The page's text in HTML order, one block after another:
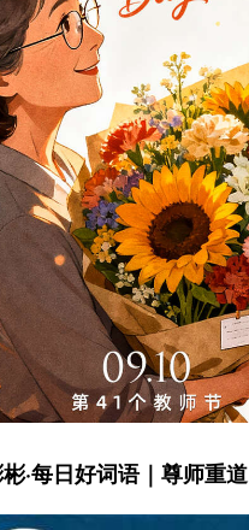
·每日好词语｜尊师重道